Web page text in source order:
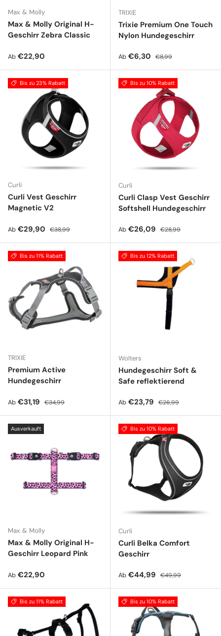
Max & Molly
Max & Molly Original H-
Geschirr Zebra Classic
Normaler Preis
Ab €22,90
TRIXIE
Trixie Premium One Touch
Nylon Hundegeschirr
Verkaufspreis
Ab €6,30 Normaler Preis
€8,99
Bis zu 23% Rabatt
Curli
Curli Vest Geschirr
Magnetic V2
Verkaufspreis
Ab €29,90 Normaler Preis
€38,99
Bis zu 10% Rabatt
Curli
Curli Clasp Vest Geschirr
Softshell Hundegeschirr
Verkaufspreis
Ab €26,09 Normaler Preis
€28,99
Bis zu 11% Rabatt
TRIXIE
Premium Active
Hundegeschirr
Verkaufspreis
Ab €31,19 Normaler Preis
€34,99
Bis zu 12% Rabatt
Wolters
Hundegeschirr Soft &
Safe reflektierend
Verkaufspreis
Ab €23,79 Normaler Preis
€26,99
Ausverkauft
Max & Molly
Max & Molly Original H-
Geschirr Leopard Pink
Normaler Preis
Ab €22,90
Bis zu 10% Rabatt
Curli
Curli Belka Comfort
Geschirr
Verkaufspreis
Ab €44,99 Normaler Preis
€49,99
Bis zu 11% Rabatt Bis zu 10% Rabatt